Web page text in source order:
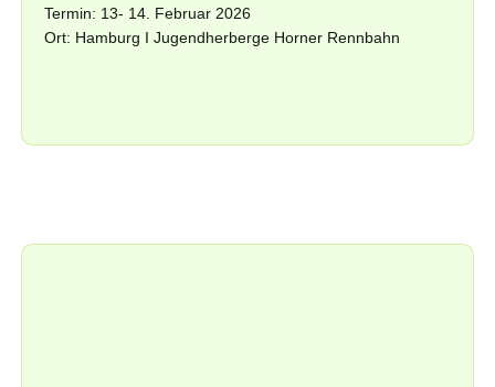
Termin: 13- 14. Februar 2026
Ort: Hamburg I Jugendherberge Horner Rennbahn